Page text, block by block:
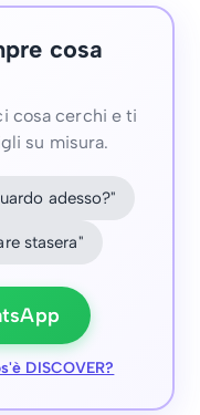
cosa
cosa cerchi e ti
su misura.
adesso?"
stasera"
DISCOVER?